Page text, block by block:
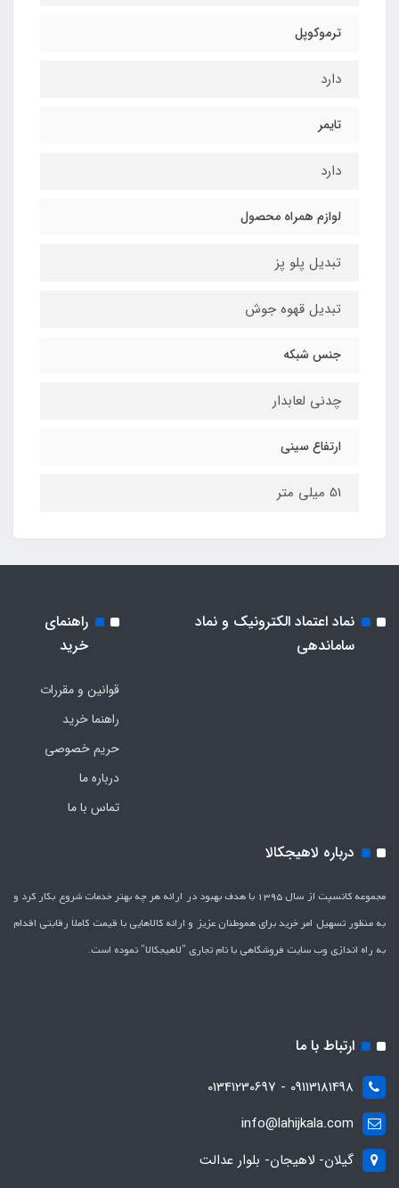
ترموکوپل
دارد
تایمر
دارد
لوازم همراه محصول
تبدیل پلو پز
تبدیل قهوه جوش
جنس شبکه
چدنی لعابدار
ارتفاع سینی
51 میلی متر
نماد اعتماد الکترونیک و نماد
ساماندهی
راهنمای
خرید
قوانین و مقررات
راهنما خرید
حریم خصوصی
درباره ما
تماس با ما
درباره لاهیجکالا
مجموعه کانسپت از سال 1395 با هدف بهبود در ارائه هر چه بهتر خدمات شروع بکار کرد و
به منظور تسهیل امر خرید برای هموطنان عزیز و ارائه کالاهایی با قیمت کاملاَ رقابتی اقدام
به راه اندازی وب سایت فروشگاهی با نام تجاری "لاهیج­کالا" نموده است.
ارتباط با ما
09113181498 - 01341230697
info@lahijkala.com
گیلان- لاهیجان- بلوار عدالت